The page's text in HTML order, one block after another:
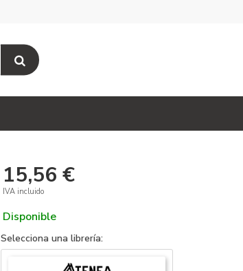
15,56 €
IVA incluido
Disponible
Selecciona una librería: